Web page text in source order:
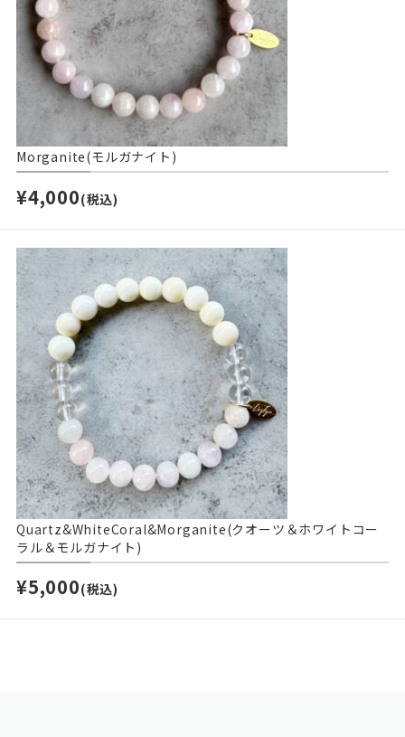
Morganite(モルガナイト)
¥4,000(税込)
Quartz&WhiteCoral&Morganite(クオーツ＆ホワイトコー
ラル＆モルガナイト)
¥5,000(税込)